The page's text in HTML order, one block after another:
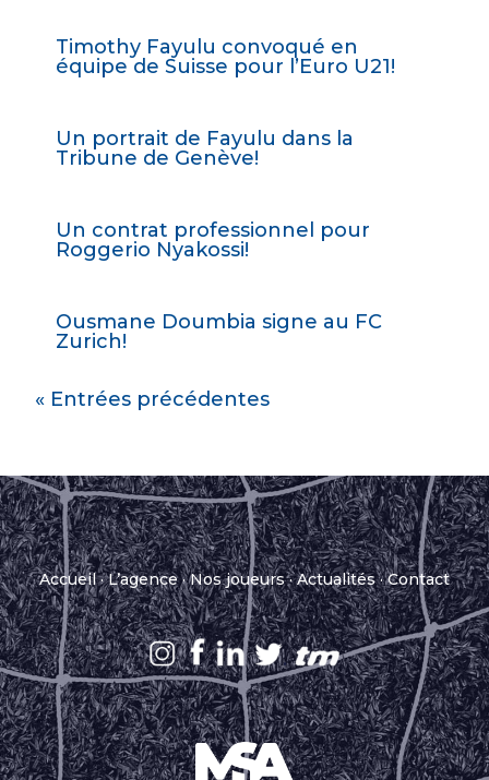
Timothy Fayulu convoqué en
équipe de Suisse pour l’Euro U21!
Un portrait de Fayulu dans la
Tribune de Genève!
Un contrat professionnel pour
Roggerio Nyakossi!
Ousmane Doumbia signe au FC
Zurich!
« Entrées précédentes
Accueil·L’agence·Nos joueurs·Actualités·Contact
.